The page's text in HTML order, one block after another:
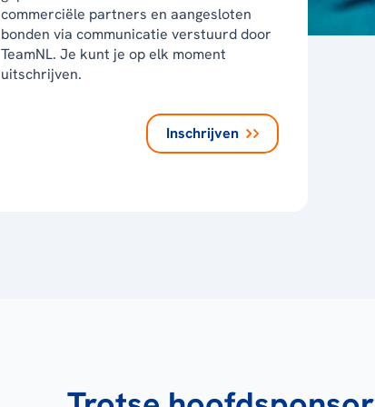
commerciële partners en aangesloten
bonden via communicatie verstuurd door
TeamNL. Je kunt je op elk moment
uitschrijven.
Inschrijven